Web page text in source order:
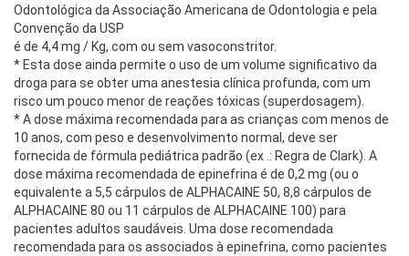
Odontológica da Associação Americana de Odontologia e pela
Convenção da USP
é de 4,4 mg / Kg, com ou sem vasoconstritor.
* Esta dose ainda permite o uso de um volume significativo da
droga para se obter uma anestesia clínica profunda, com um
risco um pouco menor de reações tóxicas (superdosagem).
* A dose máxima recomendada para as crianças com menos de
10 anos, com peso e desenvolvimento normal, deve ser
fornecida de fórmula pediátrica padrão (ex .: Regra de Clark). A
dose máxima recomendada de epinefrina é de 0,2 mg (ou o
equivalente a 5,5 cárpulos de ALPHACAINE 50, 8,8 cárpulos de
ALPHACAINE 80 ou 11 cárpulos de ALPHACAINE 100) para
pacientes adultos saudáveis. Uma dose recomendada
recomendada para os associados à epinefrina, como pacientes